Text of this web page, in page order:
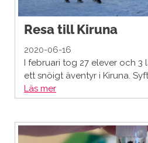
Resa till Kiruna
2020-06-16
I februari tog 27 elever och 3
ett snöigt äventyr i Kiruna.
Läs mer